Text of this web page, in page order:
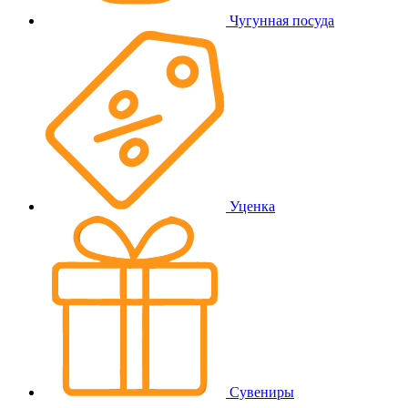
Чугунная посуда
Уценка
Сувениры